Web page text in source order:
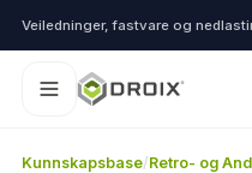
Kunnskapsbase/Retro- og